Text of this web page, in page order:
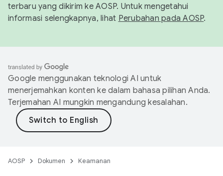
terbaru yang dikirim ke AOSP. Untuk mengetahui
informasi selengkapnya, lihat Perubahan pada AOSP.
Google menggunakan teknologi AI untuk
menerjemahkan konten ke dalam bahasa pilihan Anda.
Terjemahan AI mungkin mengandung kesalahan.
AOSP Dokumen Keamanan